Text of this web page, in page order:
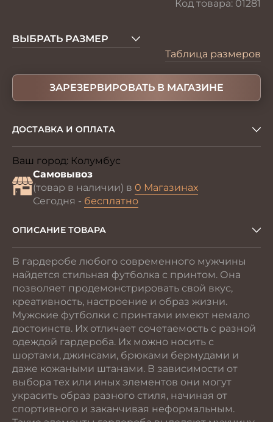
Код товара: 01281
ВЫБРАТЬ РАЗМЕР
Таблица размеров
ЗАРЕЗЕРВИРОВАТЬ В МАГАЗИНЕ
ДОСТАВКА И ОПЛАТА
Ваш город: Колумбус
Самовывоз
(товар в наличии) в 0 Магазинах
Сегодня - бесплатно
ОПИСАНИЕ ТОВАРА
В гардеробе любого современного мужчины
найдется стильная футболка с принтом. Она
позволяет продемонстрировать свой вкус,
креативность, настроение и образ жизни.
Мужские футболки с принтами имеют немало
достоинств. Их отличает сочетаемость с разной
одеждой гардероба. Их можно носить с
шортами, джинсами, брюками бермудами и
даже кожаными штанами. В зависимости от
выбора тех или иных элементов они могут
украсить образ разного стиля, начиная от
спортивного и заканчивая неформальным.